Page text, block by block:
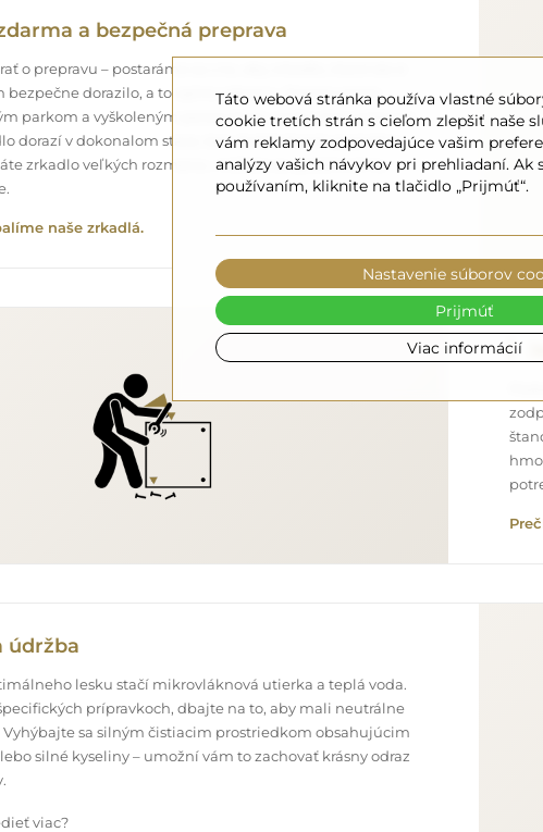
a bezpečná preprava
o prepravu – postaráme sa o to, aby zrkadlo, ktoré ste si
bezpečne dorazilo, a to úplne zdarma. Disponujeme
parkom a vyškoleným personálom, preto vám môžeme
dorazí v dokonalom stave, bez dodatočných poplatkov.
zrkadlo veľkých rozmerov, môžete sa spoľahnúť na
naše zrkadlá.
údržba
lesku stačí mikrovláknová utierka a teplá voda.
prípravkoch, dbajte na to, aby mali neutrálne
Vyhýbajte sa silným čistiacim prostriedkom obsahujúcim
silné kyseliny – umožní vám to zachovať krásny odraz
viac?
Táto webová stránka používa vlastné
cookie tretích strán s cieľom zlepšiť naše
vám reklamy zodpovedajúce vašim
analýzy vašich návykov pri prehliadaní. Ak
používaním, kliknite na tlačidlo „Prijmúť“.
Viac informácií
Nastavenie súborov
Prijmúť